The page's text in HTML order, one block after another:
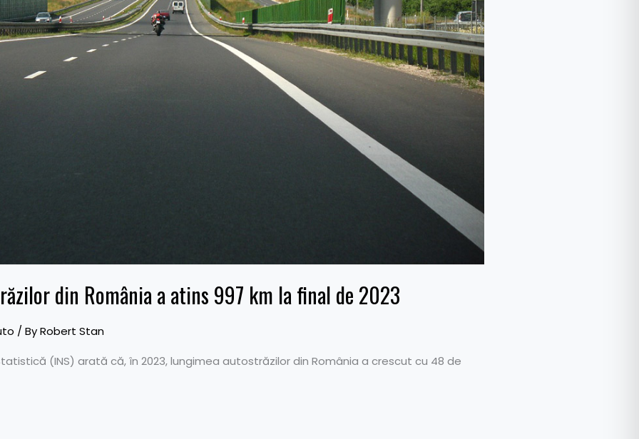
din România a atins 997 km la final de 2023
/ ByRobert Stan
(INS) arată că, în 2023, lungimea autostrăzilor din România a crescut cu 48 de